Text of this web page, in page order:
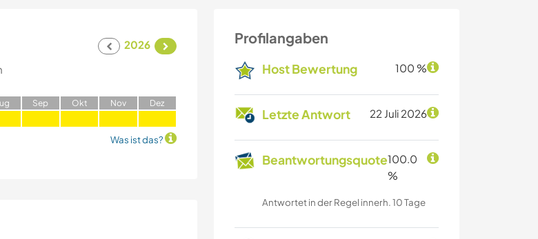
Profilangaben
Host Bewertung 100 %
Letzte Antwort 22 Juli 2026
Beantwortungsquote100.0
%
Antwortet in der Regel innerh. 10 Tage
2026
Sep Okt Nov Dez
Was ist das?